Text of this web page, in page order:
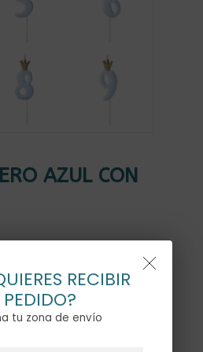
AZUL CON
RECIBIR
tu zona de envío